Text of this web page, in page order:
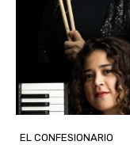
EL CONFESIONARIO